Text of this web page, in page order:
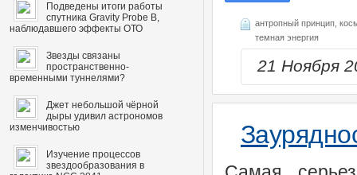
антропный принцип,
темная энергия
21 Ноября
Подведены итоги работы
спутника Gravity Probe B,
наблюдавшего эффекты ОТО
Звезды связаны
пространственно-
временными туннелями?
Джет небольшой чёрной
дыры удивил астрономов
изменчивостью
Изучение процессов
звездообразования в